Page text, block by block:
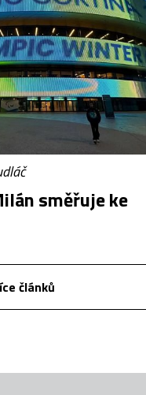
směřuje ke
článků